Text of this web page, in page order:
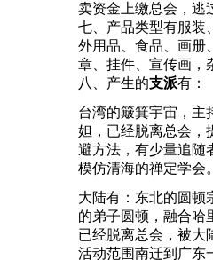
卖资金上缴总会，逃
七、产品类型有服装
外用品、食品、画册
章、挂件、宣传画，
八、产生的支派有：
台湾的簸箕宇宙，主
妲，已经脱离总会，
避方法，有少量追随
模仿清海的禅定学会。
大陆有：东北的圆顿
的弟子圆顿，融合哈
已经脱离总会，被大
活动范围南迁到广东